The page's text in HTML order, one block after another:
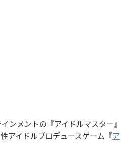
ンメントの『アイドルマスター』
アイドルプロデュースゲーム『ア